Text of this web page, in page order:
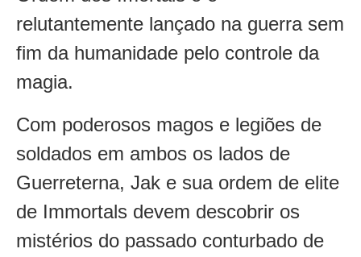
relutantemente lançado na guerra sem
fim da humanidade pelo controle da
magia.
Com poderosos magos e legiões de
soldados em ambos os lados de
Guerreterna, Jak e sua ordem de elite
de Immortals devem descobrir os
mistérios do passado conturbado de